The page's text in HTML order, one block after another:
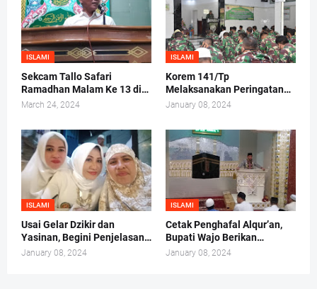
ISLAMI
Sekcam Tallo Safari
Ramadhan Malam Ke 13 di
Mesjid Darul Ma'arif,
March 24, 2024
ISLAMI
Korem 141/Tp
Melaksanakan Peringatan
Maulid Nabi Muhammad
January 08, 2024
ISLAMI
Usai Gelar Dzikir dan
Yasinan, Begini Penjelasan
Andi Irma Mappanyukki
January 08, 2024
ISLAMI
Cetak Penghafal Alqur’an,
Bupati Wajo Berikan
Bantuan Buku At-Taisir
January 08, 2024